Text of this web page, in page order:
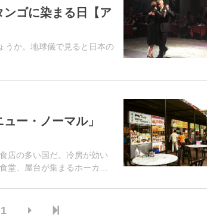
ゴに染まる日【ア
うか。地球儀で見ると日本の
ー・ノーマル」
店の多い国だ。冷房が効い
堂、屋台が集まるホーカー
1